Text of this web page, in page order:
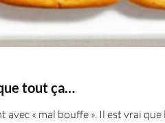
tout ça…
avec « mal bouffe ». Il est vrai